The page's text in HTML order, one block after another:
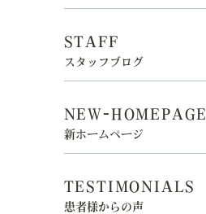
STAFF
スタッフブログ
NEW-HOMEPAGE
新ホームページ
TESTIMONIALS
患者様からの声